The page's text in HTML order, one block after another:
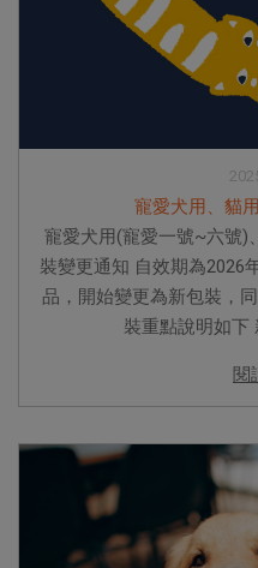
寵愛犬用、貓
寵愛犬用(寵愛一號~六號)
裝變更通知 自效期為2026
品，開始變更為新包裝，
裝重點說明如下
閱